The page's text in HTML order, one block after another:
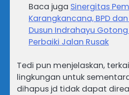
Baca juga Sinergitas
Karangkancana, BPD
Dusun Indrahayu
Perbaiki Jalan Rusak
Tedi pun menjelaskan,
lingkungan untuk
dihapus jd tidak dapat